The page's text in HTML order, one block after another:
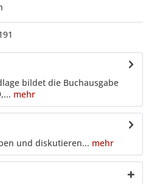
bildet die Buchausgabe
mehr
und diskutieren... mehr